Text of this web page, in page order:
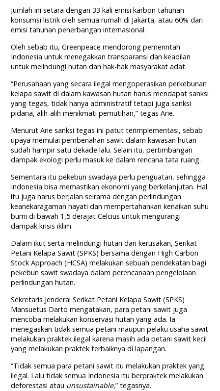
Jumlah ini setara dengan 33 kali emisi karbon tahunan
konsumsi listrik oleh semua rumah di Jakarta, atau 60% dari
emisi tahunan penerbangan internasional.
Oleh sebab itu, Greenpeace mendorong pemerintah
Indonesia untuk menegakkan transparansi dan keadilan
untuk melindungi hutan dan hak-hak masyarakat adat.
“Perusahaan yang secara ilegal mengoperasikan perkebunan
kelapa sawit di dalam kawasan hutan harus mendapat sanksi
yang tegas, tidak hanya administratif tetapi juga sanksi
pidana, alih-alih menikmati pemutihan,” tegas Arie.
Menurut Arie sanksi tegas ini patut terimplementasi, sebab
upaya memulai pembenahan sawit dalam kawasan hutan
sudah hampir satu dekade lalu. Selain itu, pertimbangan
dampak ekologi perlu masuk ke dalam rencana tata ruang.
Sementara itu pekebun swadaya perlu penguatan, sehingga
Indonesia bisa memastikan ekonomi yang berkelanjutan. Hal
itu juga harus berjalan seirama dengan perlindungan
keanekaragaman hayati dan mempertahankan kenaikan suhu
bumi di bawah 1,5 derajat Celcius untuk mengurangi
dampak krisis iklim.
Dalam ikut serta melindungi hutan dari kerusakan, Serikat
Petani Kelapa Sawit (SPKS) bersama dengan High Carbon
Stock Approach (HCSA) melakukan sebuah pendekatan bagi
pekebun sawit swadaya dalam perencanaan pengelolaan
perlindungan hutan.
Sekretaris Jenderal Serikat Petani Kelapa Sawit (SPKS)
Mansuetus Darto mengatakan, para petani sawit juga
mencoba melakukan konservasi hutan yang ada. Ia
menegaskan tidak semua petani maupun pelaku usaha sawit
melakukan praktek ilegal karena masih ada petani sawit kecil
yang melakukan praktek terbaiknya di lapangan.
“Tidak semua para petani sawit itu melakukan praktek yang
ilegal. Lalu tidak semua Indonesia itu berpraktek melakukan
deforestasi atau unsustainable,” tegasnya.